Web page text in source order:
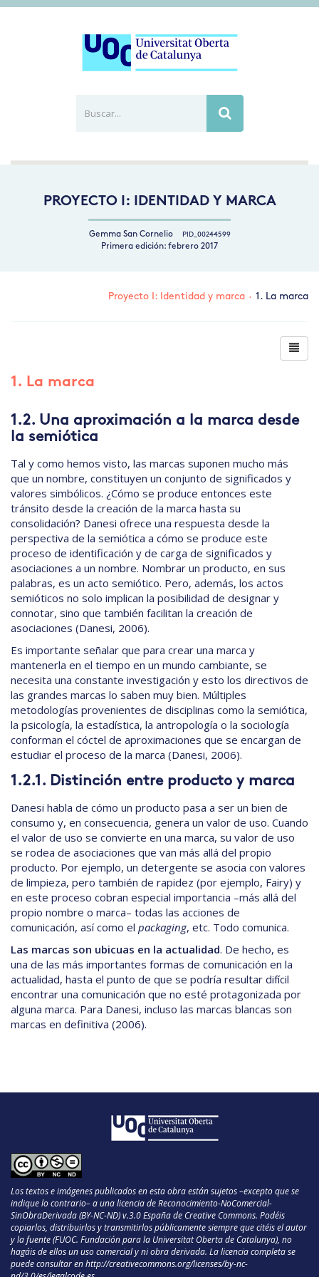
PROYECTO I: IDENTIDAD Y MARCA
Gemma San Cornelio PID_00244599
Primera edición: febrero 2017
Proyecto I: Identidad y marca · 1. La marca
1. La marca
1.2. Una aproximación a la marca desde
la semiótica
Tal y como hemos visto, las marcas suponen mucho más
que un nombre, constituyen un conjunto de significados y
valores simbólicos. ¿Cómo se produce entonces este
tránsito desde la creación de la marca hasta su
consolidación? Danesi ofrece una respuesta desde la
perspectiva de la semiótica a cómo se produce este
proceso de identificación y de carga de significados y
asociaciones a un nombre. Nombrar un producto, en sus
palabras, es un acto semiótico. Pero, además, los actos
semióticos no solo implican la posibilidad de designar y
connotar, sino que también facilitan la creación de
asociaciones (Danesi, 2006).
Es importante señalar que para crear una marca y
mantenerla en el tiempo en un mundo cambiante, se
necesita una constante investigación y esto los directivos de
las grandes marcas lo saben muy bien. Múltiples
metodologías provenientes de disciplinas como la semiótica,
la psicología, la estadística, la antropología o la sociología
conforman el cóctel de aproximaciones que se encargan de
estudiar el proceso de la marca (Danesi, 2006).
1.2.1. Distinción entre producto y marca
Danesi habla de cómo un producto pasa a ser un bien de
consumo y, en consecuencia, genera un valor de uso. Cuando
el valor de uso se convierte en una marca, su valor de uso
se rodea de asociaciones que van más allá del propio
producto. Por ejemplo, un detergente se asocia con valores
de limpieza, pero también de rapidez (por ejemplo, Fairy) y
en este proceso cobran especial importancia –más allá del
propio nombre o marca– todas las acciones de
comunicación, así como el packaging, etc. Todo comunica.
Las marcas son ubicuas en la actualidad. De hecho, es
una de las más importantes formas de comunicación en la
actualidad, hasta el punto de que se podría resultar difícil
encontrar una comunicación que no esté protagonizada por
alguna marca. Para Danesi, incluso las marcas blancas son
marcas en definitiva (2006).
Los textos e imágenes publicados en esta obra están sujetos –excepto que se
indique lo contrario– a una licencia de Reconocimiento-NoComercial-
SinObraDerivada (BY-NC-ND) v.3.0 España de Creative Commons. Podéis
copiarlos, distribuirlos y transmitirlos públicamente siempre que citéis el autor
y la fuente (FUOC. Fundación para la Universitat Oberta de Catalunya), no
hagáis de ellos un uso comercial y ni obra derivada. La licencia completa se
puede consultar enhttp://creativecommons.org/licenses/by-nc-